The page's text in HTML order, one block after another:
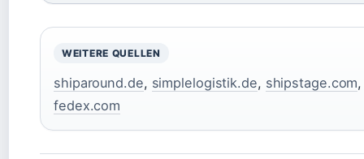
WEITERE QUELLEN
shiparound.de, simplelogistik.de, shipstage.com
fedex.com